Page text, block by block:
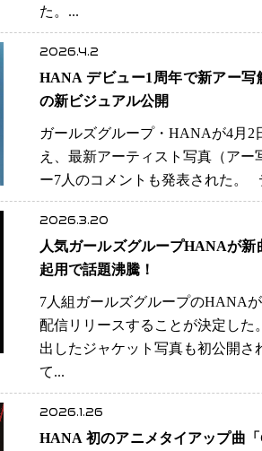
た。...
2026.4.2
HANA デビュー1周年で新アー写
の新ビジュアル公開
ガールズグループ・HANAが4月2
え、最新アーティスト写真（ア
ー7人のコメントも発表された。
2026.3.20
人気ガールズグループHANAが
起用で話題沸騰！
7人組ガールズグループのHANA
配信リリースすることが決定した
出したジャケット写真も初公開さ
て...
2026.1.26
HANA 初のアニメタイアップ曲